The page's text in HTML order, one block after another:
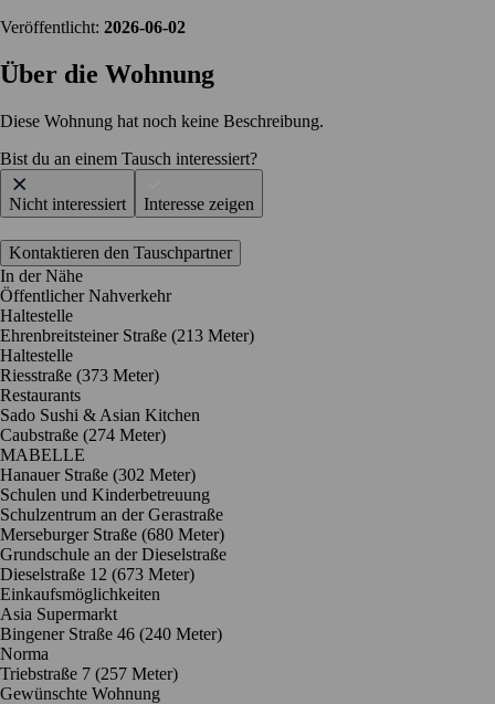
Veröffentlicht: 2026-06-02
Über die Wohnung
Diese Wohnung hat noch keine Beschreibung.
Bist du an einem Tausch interessiert?
Nicht interessiert Interesse zeigen
Kontaktieren den Tauschpartner
In der Nähe
Öffentlicher Nahverkehr
Haltestelle
Ehrenbreitsteiner Straße (213 Meter)
Haltestelle
Riesstraße (373 Meter)
Restaurants
Sado Sushi & Asian Kitchen
Caubstraße (274 Meter)
MABELLE
Hanauer Straße (302 Meter)
Schulen und Kinderbetreuung
Schulzentrum an der Gerastraße
Merseburger Straße (680 Meter)
Grundschule an der Dieselstraße
Dieselstraße 12 (673 Meter)
Einkaufsmöglichkeiten
Asia Supermarkt
Bingener Straße 46 (240 Meter)
Norma
Triebstraße 7 (257 Meter)
Gewünschte Wohnung